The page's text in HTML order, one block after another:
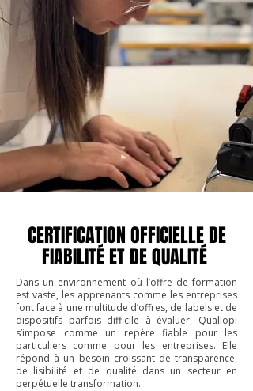
CERTIFICATION OFFICIELLE DE
FIABILITÉ ET DE QUALITÉ
Dans un environnement où l’offre de formation
est vaste, les apprenants comme les entreprises
font face à une multitude d’offres, de labels et de
dispositifs parfois difficile à évaluer, Qualiopi
s’impose comme un repère fiable pour les
particuliers comme pour les entreprises. Elle
répond à un besoin croissant de transparence,
de lisibilité et de qualité dans un secteur en
perpétuelle transformation.